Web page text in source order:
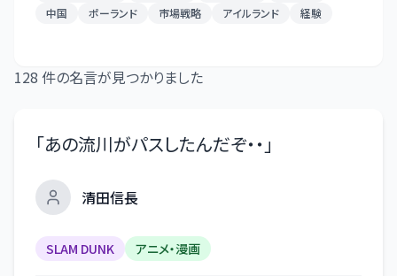
中国
ポーランド 市場戦略 アイルランド 経験
128 件の名言が見つかりました
「あの流川がパスしたんだぞ・・ 」
清田信長
SLAM DUNK アニメ・漫画